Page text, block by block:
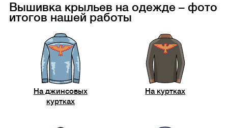
Вышивка крыльев на одежде – фото
итогов нашей работы
На джинсовых
куртках
На куртках